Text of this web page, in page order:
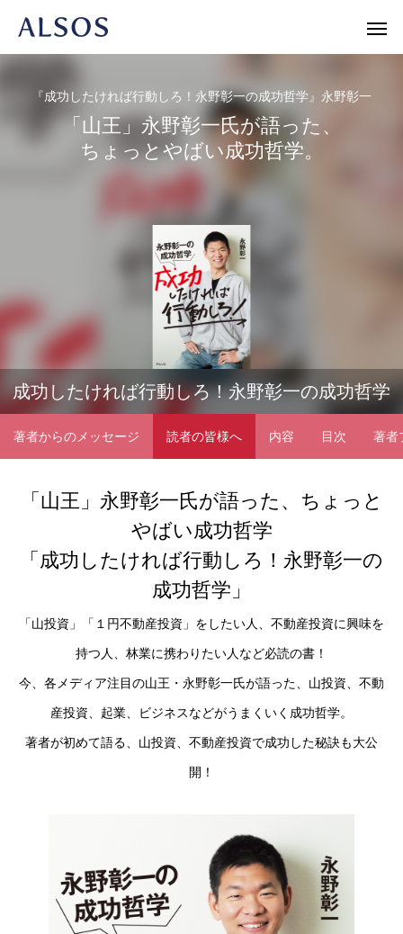
新書 人文・エッセイ ノンフィク
/home/r1740804/public_html/
『成功したければ行動しろ！永野彰一の成功哲学』永野彰一
「山王」永野彰一氏が語った、
ちょっとやばい成功哲学。
成功したければ行動しろ！永野彰一の成功哲学
著者からのメッセージ 読者の皆様へ 内容 目次 著者
「山王」永野彰一氏が語った、ちょっと
やばい成功哲学
「成功したければ行動しろ！永野彰一の
成功哲学」
「山投資」「１円不動産投資」をしたい人、不動産投資に興味を
持つ人、林業に携わりたい人など必読の書！
今、各メディア注目の山王・永野彰一氏が語った、山投資、不動
産投資、起業、ビジネスなどがうまくいく成功哲学。
著者が初めて語る、山投資、不動産投資で成功した秘訣も大公
開！